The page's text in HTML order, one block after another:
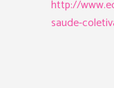
http://
saude-